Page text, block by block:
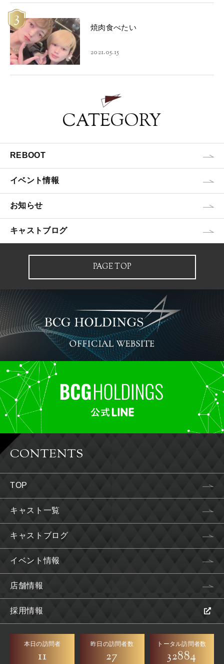
3 焼肉食べたい
2021.05.15
CATEGORY
REBOOT
イベント情報
お知らせ
キャストブログ
PAGE TOP
CONTENTS
TOP
キャスト一覧
キャストブログ
イベント情報
店舗情報
採用情報
本日の訪問者
11
昨日の訪問者数
27
トータル訪問者数
32884